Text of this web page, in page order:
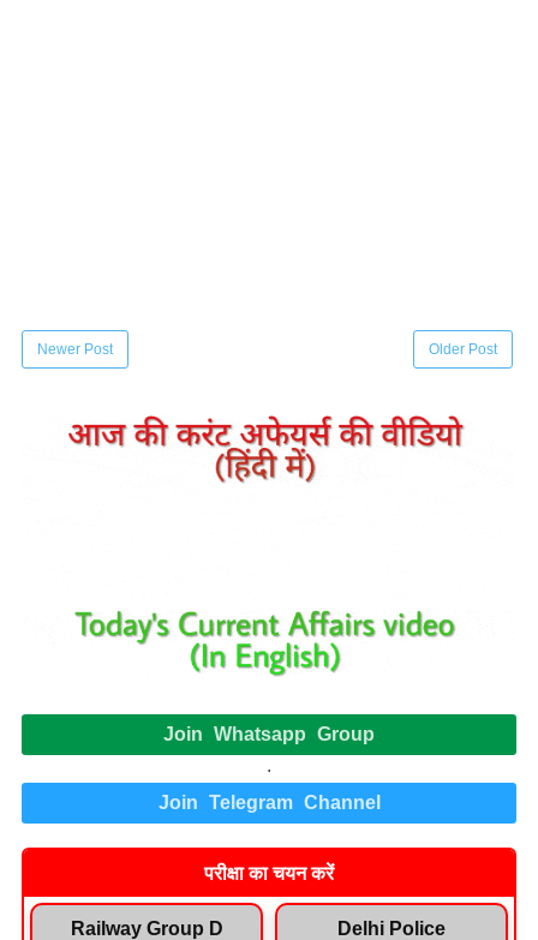
Newer Post Older Post
Join Whatsapp Group
.
Join Telegram Channel
परीक्षा का चयन करें
Railway Group D Delhi Police